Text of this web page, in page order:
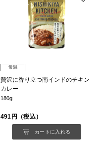
常温
贅沢に香り立つ南インドのチキン
カレー
180g
491円（税込）
カートに入れる